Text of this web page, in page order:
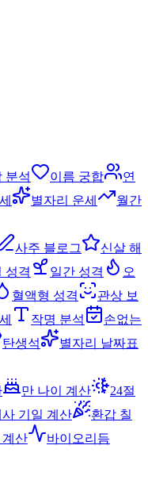
분석 이름 궁합
연
별자리 운세
월간
사주 블로그
신살 해
성격 일간 성격
오
혈액형 성격
관상 보
작명 분석
손없는
탄생석
별자리 날짜표
만 나이 계산
24절
사 기일 계산
환갑 칠
계산
바이오리듬